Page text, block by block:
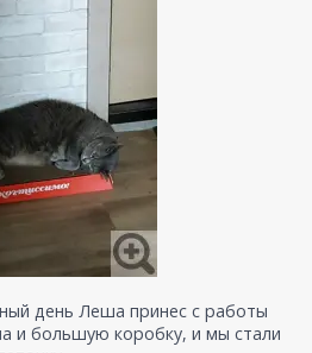
день Леша принес с работы
и большую коробку, и мы стали